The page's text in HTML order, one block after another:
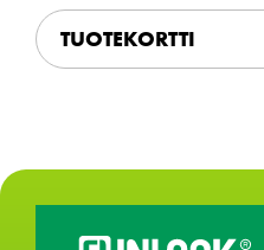
TUOTEKORTTI